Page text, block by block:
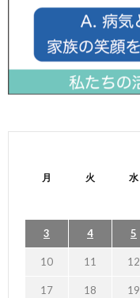
月 火 水
3 4 5
10 11 12
17 18 19